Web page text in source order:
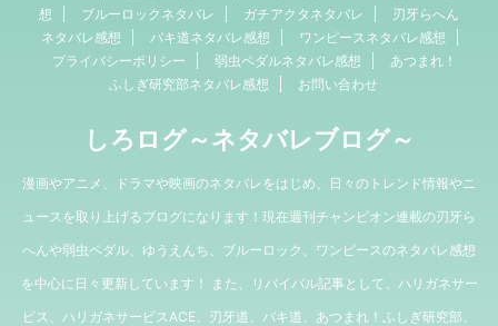
想
ブルーロックネタバレ ガチアクタネタバレ
刃牙らへん
ネタバレ感想
バキ道ネタバレ感想
ワンピースネタバレ感想
プライバシーポリシー
弱虫ペダルネタバレ感想
あつまれ！
ふしぎ研究部ネタバレ感想
お問い合わせ
しろログ～ネタバレブログ～
漫画やアニメ、ドラマや映画のネタバレをはじめ、日々のトレンド情報やニ
ュースを取り上げるブログになります！現在週刊チャンピオン連載の刃牙ら
へんや弱虫ペダル、ゆうえんち、ブルーロック、ワンピースのネタバレ感想
を中心に日々更新しています！ また、リバイバル記事として、ハリガネサー
ビス、ハリガネサービスACE、刃牙道、バキ道、あつまれ！ふしぎ研究部、